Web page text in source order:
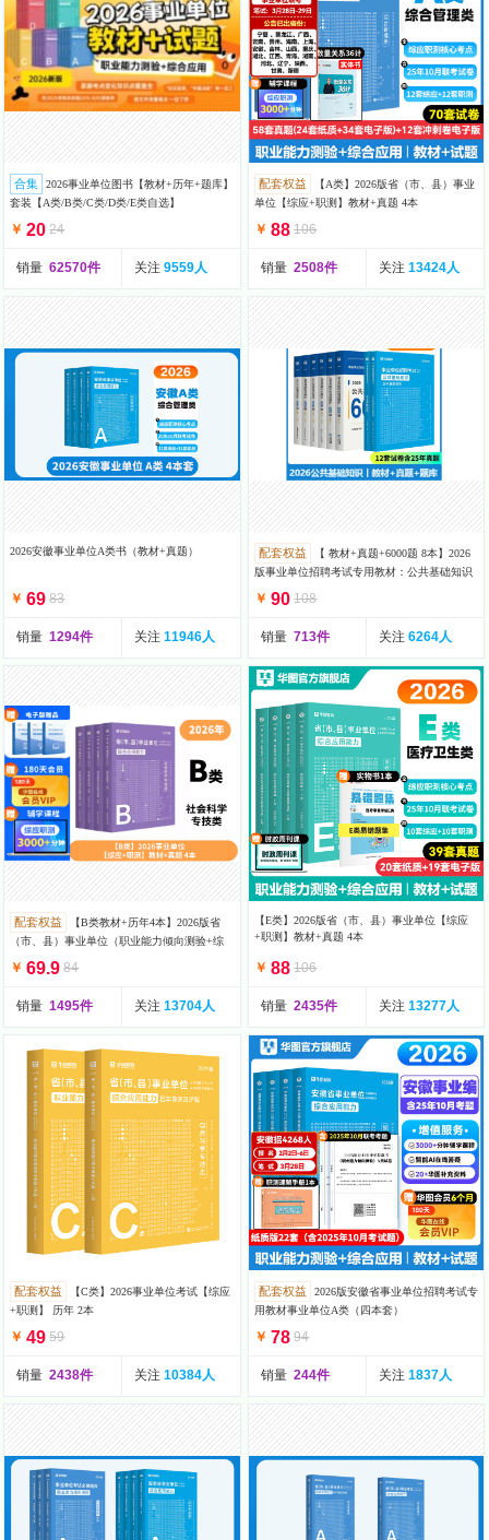
合集
2026事业单位图书【教材+历年+题库】
套装【A类/B类/C类/D类/E类自选】
￥ 20 24
销量 62570件 关注 9559人
配套权益
【A类】2026版省（市、县）事业
单位【综应+职测】教材+真题 4本
￥ 88 106
销量 2508件 关注 13424人
2026安徽事业单位A类书（教材+真题）
￥ 69 83
销量 1294件 关注 11946人
配套权益
【 教材+真题+6000题 8本】2026
版事业单位招聘考试专用教材：公共基础知识
￥ 90 108
销量 713件 关注 6264人
配套权益
【B类教材+历年4本】2026版省
（市、县）事业单位（职业能力倾向测验+综
￥ 69.9 84
销量 1495件 关注 13704人
【E类】2026版省（市、县）事业单位【综应
+职测】教材+真题 4本
￥ 88 106
销量 2435件 关注 13277人
配套权益
【C类】2026事业单位考试【综应
+职测】 历年 2本
￥ 49 59
销量 2438件 关注 10384人
配套权益
2026版安徽省事业单位招聘考试专
用教材事业单位A类（四本套）
￥ 78 94
销量 244件 关注 1837人